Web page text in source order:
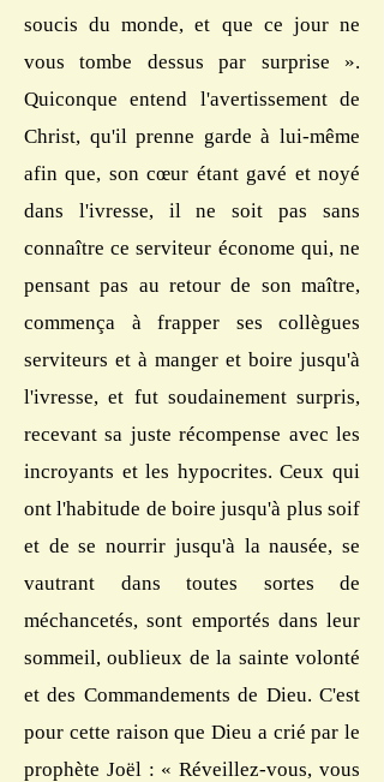
soucis du monde, et que ce jour ne
vous tombe dessus par surprise ».
Quiconque entend l'avertissement de
Christ, qu'il prenne garde à lui-même
afin que, son cœur étant gavé et noyé
dans l'ivresse, il ne soit pas sans
connaître ce serviteur économe qui, ne
pensant pas au retour de son maître,
commença à frapper ses collègues
serviteurs et à manger et boire jusqu'à
l'ivresse, et fut soudainement surpris,
recevant sa juste récompense avec les
incroyants et les hypocrites. Ceux qui
ont l'habitude de boire jusqu'à plus soif
et de se nourrir jusqu'à la nausée, se
vautrant dans toutes sortes de
méchancetés, sont emportés dans leur
sommeil, oublieux de la sainte volonté
et des Commandements de Dieu. C'est
pour cette raison que Dieu a crié par le
prophète Joël : « Réveillez-vous, vous